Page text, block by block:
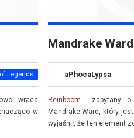
Legends
wraca
w
Mandrake
aPhocaLypsa
Reinboom
zapytany o
Mandrake Ward, który
wyjaśnił, że ten element